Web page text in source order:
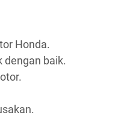
Honda.
baik.